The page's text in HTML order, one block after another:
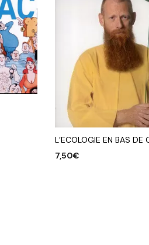
L’ECOLOGIE EN BAS DE
7,50€